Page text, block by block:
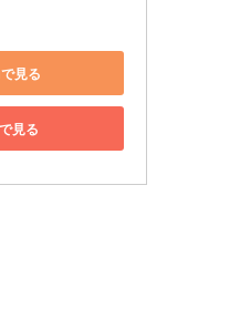
見る
見る